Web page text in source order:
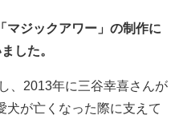
マジックアワー」の制作に
した。
し、2013年に三谷幸喜さんが
犬が亡くなった際に支えて